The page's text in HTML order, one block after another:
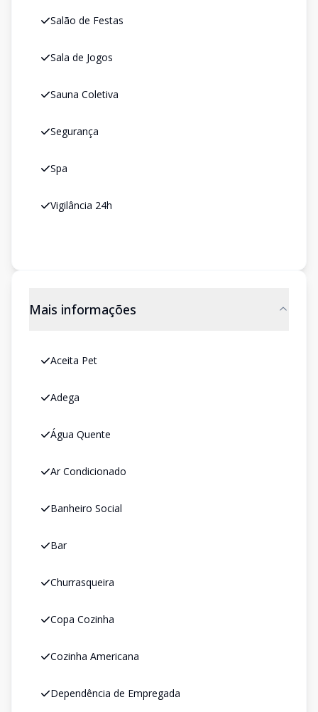
Salão de Festas
Sala de Jogos
Sauna Coletiva
Segurança
Spa
Vigilância 24h
Mais informações
Aceita Pet
Adega
Água Quente
Ar Condicionado
Banheiro Social
Bar
Churrasqueira
Copa Cozinha
Cozinha Americana
Dependência de Empregada